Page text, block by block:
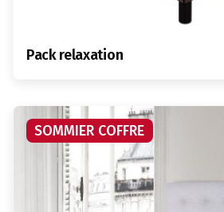
Pack relaxation
SOMMIER COFFRE